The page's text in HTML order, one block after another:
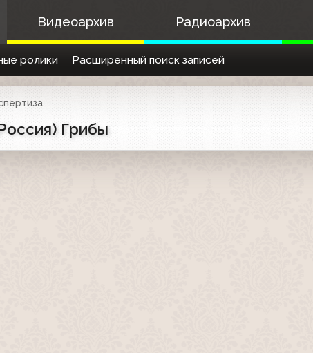
Видеоархив Радиоархив
ролики Расширенный поиск записей
Грибы